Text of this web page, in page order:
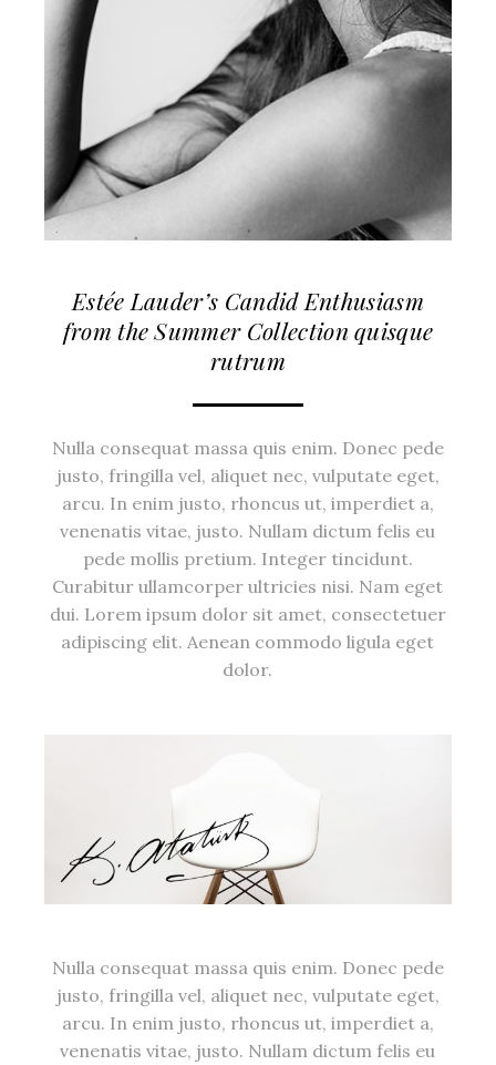
Estée Lauder’s Candid Enthusiasm
from the Summer Collection quisque
rutrum
Nulla consequat massa quis enim. Donec pede
justo, fringilla vel, aliquet nec, vulputate eget,
arcu. In enim justo, rhoncus ut, imperdiet a,
venenatis vitae, justo. Nullam dictum felis eu
pede mollis pretium. Integer tincidunt.
Curabitur ullamcorper ultricies nisi. Nam eget
dui. Lorem ipsum dolor sit amet, consectetuer
adipiscing elit. Aenean commodo ligula eget
dolor.
Nulla consequat massa quis enim. Donec pede
justo, fringilla vel, aliquet nec, vulputate eget,
arcu. In enim justo, rhoncus ut, imperdiet a,
venenatis vitae, justo. Nullam dictum felis eu